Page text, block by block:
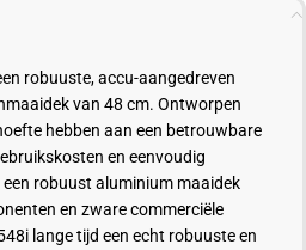
robuuste, accu-aangedreven
van 48 cm. Ontworpen
hebben aan een betrouwbare
en eenvoudig
robuust aluminium maaidek
en zware commerciële
lange tijd een echt robuuste en